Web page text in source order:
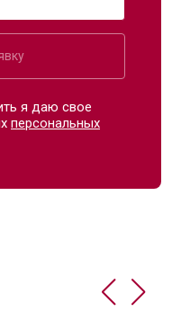
я даю свое
персональных